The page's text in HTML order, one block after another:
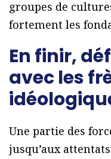
groupes de
fortement les
En finir,
avec les
Une partie des
jusqu’aux